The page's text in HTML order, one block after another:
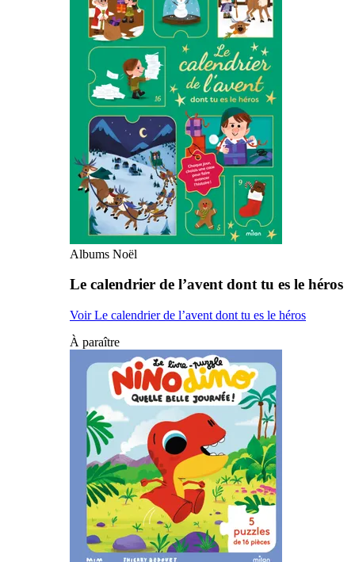
Albums Noël
Le calendrier de l’avent dont tu es le héros
Voir Le calendrier de l’avent dont tu es le héros
À paraître